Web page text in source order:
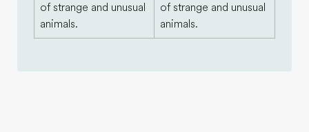
of strange and unusual
animals.
of strange and unusual
animals.